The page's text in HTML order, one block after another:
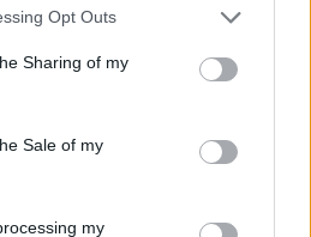
app uses one or more Google
behaviour. You may click to
and its third-party tags to
purposes in below Google
Opt Outs
Sharing of my
Sale of my
my